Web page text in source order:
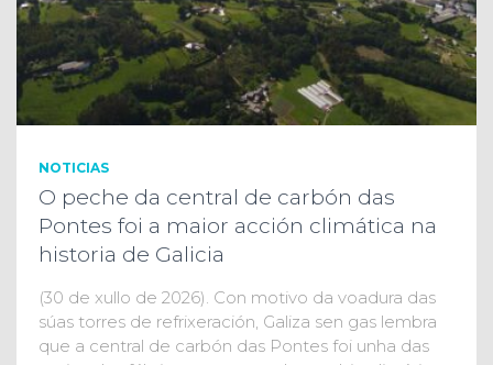
NOTICIAS
O peche da central de carbón das
Pontes foi a maior acción climática na
historia de Galicia
(30 de xullo de 2026). Con motivo da voadura das
súas torres de refrixeración, Galiza sen gas lembra
que a central de carbón das Pontes foi unha das